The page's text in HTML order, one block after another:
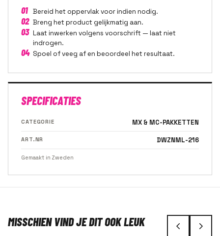
01 Bereid het oppervlak voor indien nodig.
02 Breng het product gelijkmatig aan.
03 Laat inwerken volgens voorschrift — laat niet
indrogen.
04 Spoel of veeg af en beoordeel het resultaat.
SPECIFICATIES
CATEGORIE MX & MC-PAKKETTEN
ART.NR DWZNML-216
Gemaakt in Zweden
MISSCHIEN VIND JE DIT OOK LEUK